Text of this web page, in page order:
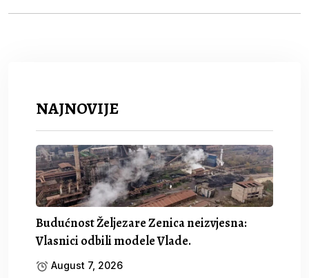
NAJNOVIJE
Budućnost Željezare Zenica neizvjesna:
Vlasnici odbili modele Vlade.
August 7, 2026